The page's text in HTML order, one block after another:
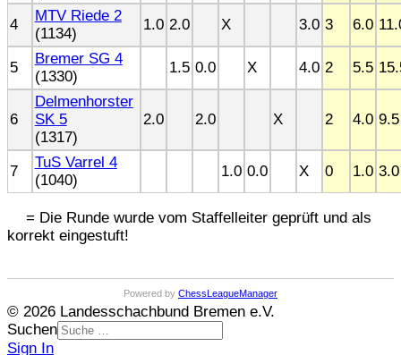
4
MTV Riede 2
(1134)
1.0 2.0 X 3.0 3 6.0
5
Bremer SG 4
(1330)
1.5 0.0 X 4.0 2 5.5
6
Delmenhorster
SK 5
(1317)
2.0 2.0 X 2 4.0 9.5
7
TuS Varrel 4
(1040)
1.0 0.0 X 0 1.0 3.0
= Die Runde wurde vom Staffelleiter geprüft und als
korrekt eingestuft!
Powered by ChessLeagueManager
© 2026 Landesschachbund Bremen e.V.
Suchen
Sign In